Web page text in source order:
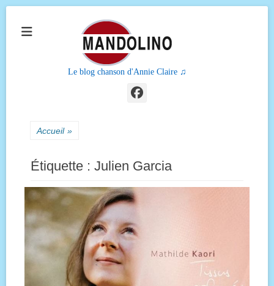
Le blog chanson d'Annie Claire ♫
Facebook
Accueil »
Étiquette : Julien Garcia